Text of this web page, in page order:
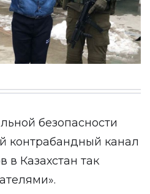
безопасности
контрабандный канал
в Казахстан так